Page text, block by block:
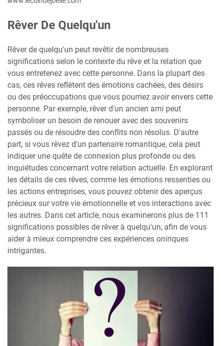
Rêver De Quelqu'un
Rêver de quelqu'un peut revêtir de nombreuses
significations selon le contexte du rêve et la relation que
vous entretenez avec cette personne. Dans la plupart des
cas, ces rêves reflètent des émotions cachées, des désirs
ou des préoccupations que vous pourriez avoir envers cette
personne. Par exemple, rêver d'un ancien ami peut
symboliser un besoin de renouer avec des souvenirs
passés ou de résoudre des conflits non résolus. D'autre
part, si vous rêvez d'un partenaire romantique, cela peut
indiquer une quête de connexion plus profonde ou des
inquiétudes concernant votre relation actuelle. En explorant
les détails de ces rêves, comme les émotions ressenties ou
les actions entreprises, vous pouvez obtenir des aperçus
précieux sur votre vie émotionnelle et vos interactions avec
les autres. Dans cet article, nous examinerons plus de 111
significations possibles de rêver à quelqu'un, afin de vous
aider à mieux comprendre ces expériences oniriques
intrigantes.